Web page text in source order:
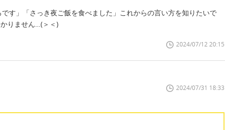
です」「さっき夜ご飯を食べました」これからの言い方を知りたいで
りません…(＞＜)
2024/07/12 20:15
2024/07/31 18:33